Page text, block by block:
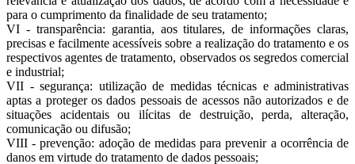
para o cumprimento da finalidade de seu tratamento;
VI - transparência: garantia, aos titulares, de informações claras,
precisas e facilmente acessíveis sobre a realização do tratamento e os
respectivos agentes de tratamento, observados os segredos comercial
e industrial;
VII - segurança: utilização de medidas técnicas e administrativas
aptas a proteger os dados pessoais de acessos não autorizados e de
situações acidentais ou ilícitas de destruição, perda, alteração,
comunicação ou difusão;
VIII - prevenção: adoção de medidas para prevenir a ocorrência de
danos em virtude do tratamento de dados pessoais;